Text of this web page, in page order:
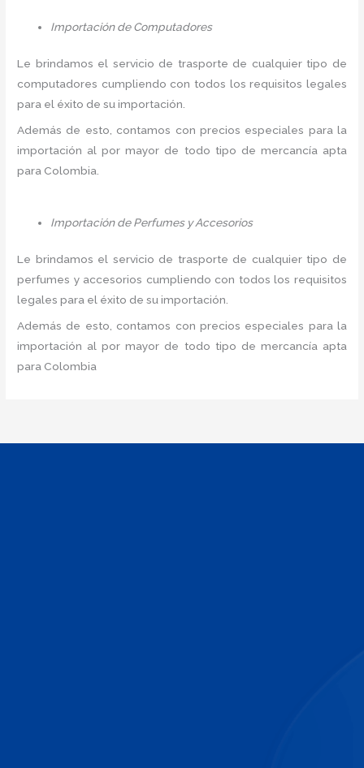
Importación de Computadores
Le brindamos el servicio de trasporte de cualquier tipo de
computadores cumpliendo con todos los requisitos legales
para el éxito de su importación.
Además de esto, contamos con precios especiales para la
importación al por mayor de todo tipo de mercancía apta
para Colombia.
Importación de Perfumes y Accesorios
Le brindamos el servicio de trasporte de cualquier tipo de
perfumes y accesorios cumpliendo con todos los requisitos
legales para el éxito de su importación.
Además de esto, contamos con precios especiales para la
importación al por mayor de todo tipo de mercancía apta
para Colombia